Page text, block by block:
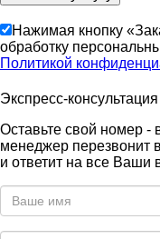
Нажимая кнопку
обработку
Политикой
Экспресс-консультация
Оставьте свой номер -
менеджер перезвонит
и ответит на все Ваши